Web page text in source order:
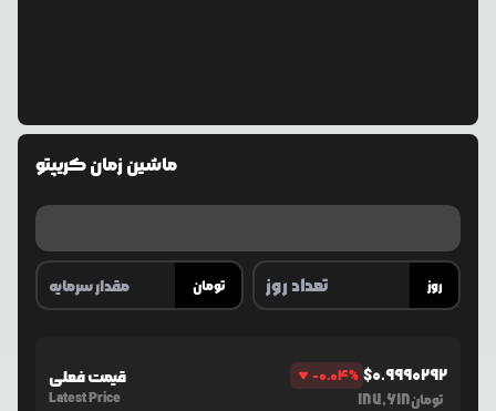
ماشین زمان کریپتو
تومان روز
قیمت فعلی
Latest Price
-0.04% $0.9990292
187,618تومان